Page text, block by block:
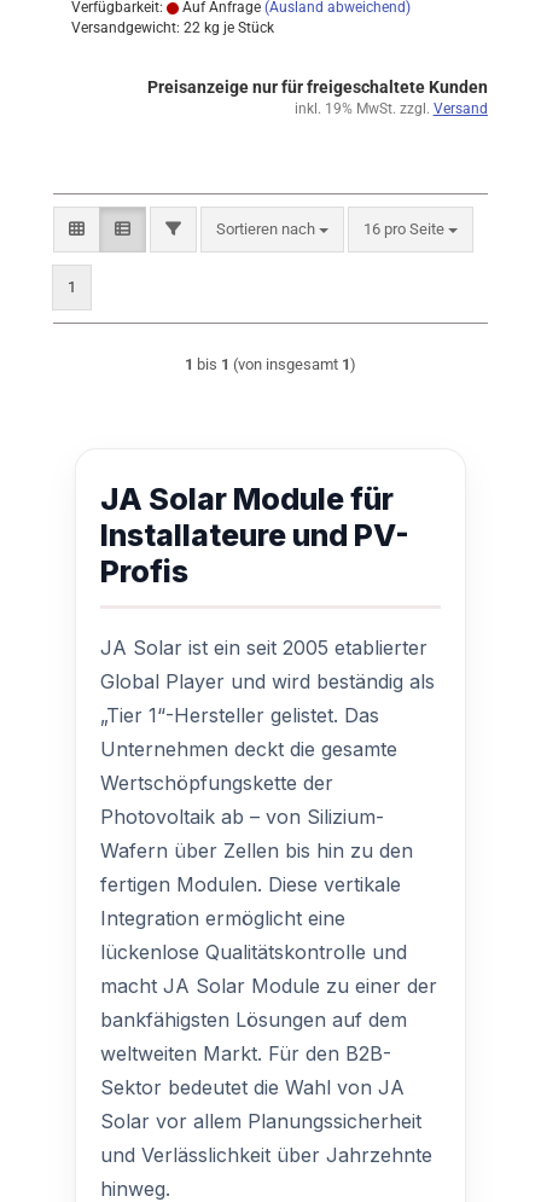
Verfügbarkeit: Auf Anfrage (Ausland abweichend)
Versandgewicht:22 kg je Stück
Preisanzeige nur für freigeschaltete Kunden
inkl. 19% MwSt. zzgl. Versand
FILTERSortieren nach 16 pro Seite
1
1 bis 1 (von insgesamt 1)
JA Solar Module für
Installateure und PV-
Profis
JA Solar ist ein seit 2005 etablierter
Global Player und wird beständig als
„Tier 1“-Hersteller gelistet. Das
Unternehmen deckt die gesamte
Wertschöpfungskette der
Photovoltaik ab – von Silizium-
Wafern über Zellen bis hin zu den
fertigen Modulen. Diese vertikale
Integration ermöglicht eine
lückenlose Qualitätskontrolle und
macht JA Solar Module zu einer der
bankfähigsten Lösungen auf dem
weltweiten Markt. Für den B2B-
Sektor bedeutet die Wahl von JA
Solar vor allem Planungssicherheit
und Verlässlichkeit über Jahrzehnte
hinweg.